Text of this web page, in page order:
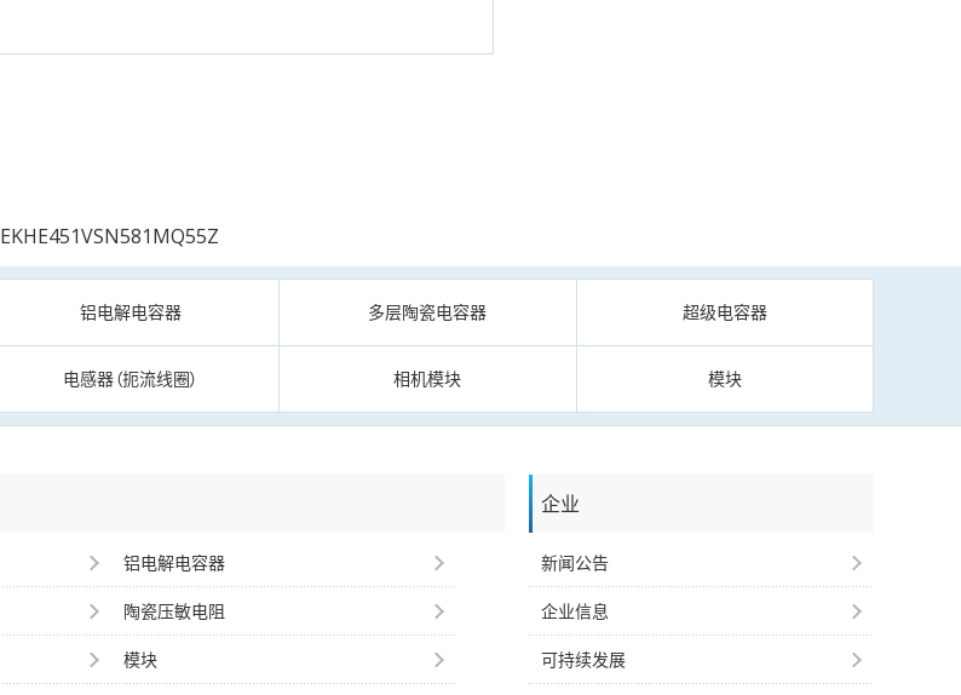
EKHE451VSN581MQ55Z
铝电解电容器 多层陶瓷电容器 超级电容器
电感器（扼流线圈） 相机模块 模块
铝电解电容器
陶瓷压敏电阻
模块
企业
新闻公告
企业信息
可持续发展